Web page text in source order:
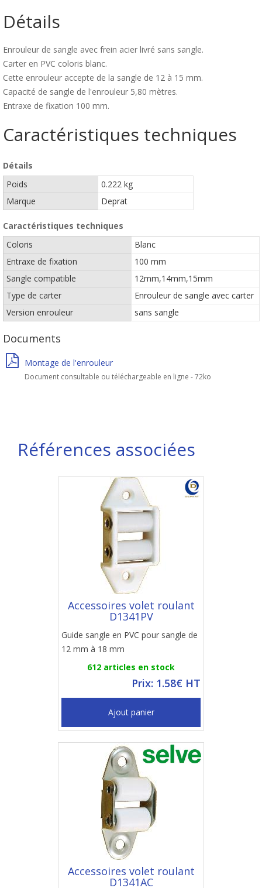
Détails
Enrouleur de sangle avec frein acier livré sans sangle.
Carter en PVC coloris blanc.
Cette enrouleur accepte de la sangle de 12 à 15 mm.
Capacité de sangle de l'enrouleur 5,80 mètres.
Entraxe de fixation 100 mm.
Caractéristiques techniques
Détails
Poids
0.222 kg
Marque
Deprat
Caractéristiques techniques
Coloris
Blanc
Entraxe de fixation
100 mm
Sangle compatible
12mm,14mm,15mm
Type de carter
Enrouleur de sangle avec carter
Version enrouleur
sans sangle
Documents
Montage de l'enrouleur
Document consultable ou téléchargeable en ligne - 72ko
Références associées
Accessoires volet roulant
D1341PV
Guide sangle en PVC pour sangle de
12 mm à 18 mm
612 articles en stock
Prix: 1.58€ HT
Ajout panier
Accessoires volet roulant
D1341AC